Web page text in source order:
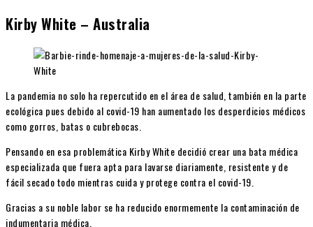
Kirby White – Australia
La pandemia no solo ha repercutido en el área de salud, también en la parte
ecológica pues debido al covid-19 han aumentado los desperdicios médicos
como gorros, batas o cubrebocas.
Pensando en esa problemática Kirby White decidió crear una bata médica
especializada que fuera apta para lavarse diariamente, resistente y de
fácil secado todo mientras cuida y protege contra el covid-19.
Gracias a su noble labor se ha reducido enormemente la contaminación de
indumentaria médica.